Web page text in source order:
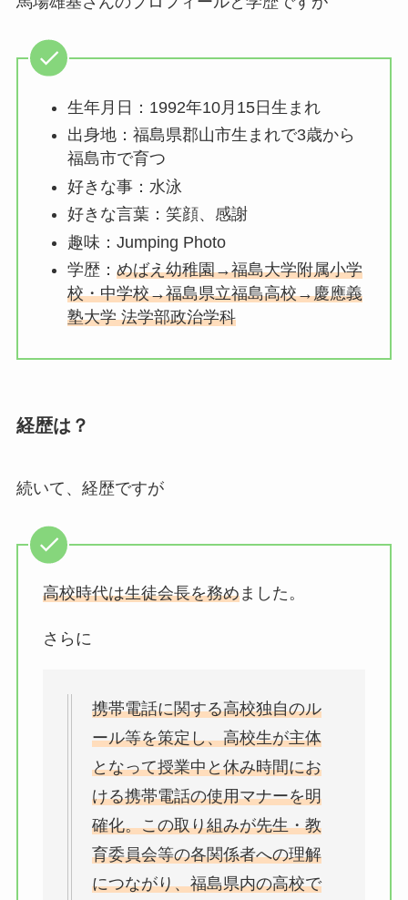
生年月日：1992年10月15日生まれ
出身地：福島県郡山市生まれで3歳から
福島市で育つ
好きな事：水泳
好きな言葉：笑顔、感謝
趣味：Jumping Photo
学歴： めばえ幼稚園→福島大学附属小学
校・中学校→福島県立福島高校→慶應義
塾大学 法学部政治学科
経歴は？
続いて、経歴ですが
高校時代は生徒会長を務めました。
さらに
携帯電話に関する高校独自のル
ール等を策定し、高校生が主体
となって授業中と休み時間にお
ける携帯電話の使用マナーを明
確化。この取り組みが先生・教
育委員会等の各関係者への理解
につながり、福島県内の高校で